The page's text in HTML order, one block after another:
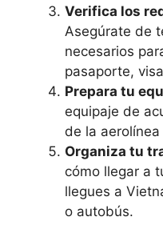
Verifica los
Asegúrate de
necesarios
pasaporte,
Prepara tu
equipaje de
de la
Organiza tu
cómo llegar a
llegues a
o autobús.